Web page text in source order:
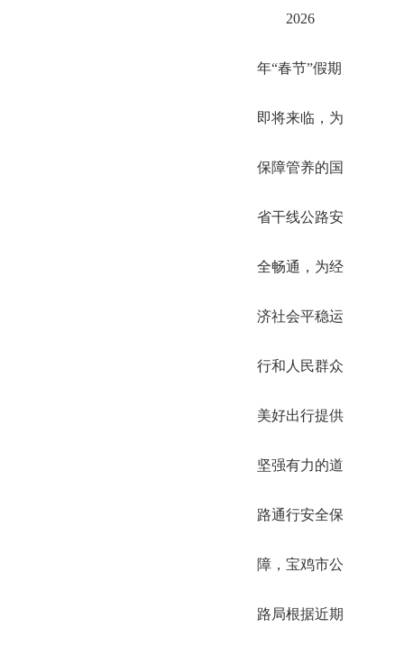
2026
年“春节”假期
即将来临，为
保障管养的国
省干线公路安
全畅通，为经
济社会平稳运
行和人民群众
美好出行提供
坚强有力的道
路通行安全保
障，宝鸡市公
路局根据近期